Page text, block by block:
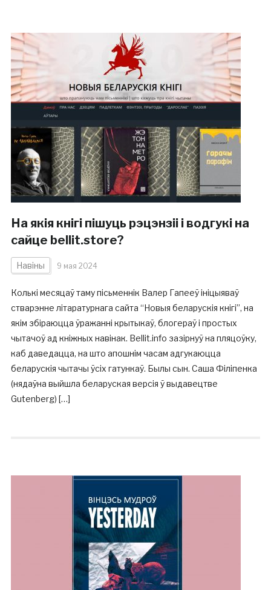
На якія кнігі пішуць рэцэнзіі і водгукі на
сайце bellit.store?
Навіны 9 мая 2024
Колькі месяцаў таму пісьменнік Валер Гапееў ініцыяваў
стварэнне літаратурнага сайта “Новыя беларускія кнігі”, на
якім збіраюцца ўражанні крытыкаў, блогераў і простых
чытачоў ад кніжных навінак. Bellit.info зазірнуў на пляцоўку,
каб даведацца, на што апошнім часам адгукаюцца
беларускія чытачы ўсіх гатункаў. Былы сын. Саша Філіпенка
(нядаўна выйшла беларуская версія ў выдавецтве
Gutenberg) […]